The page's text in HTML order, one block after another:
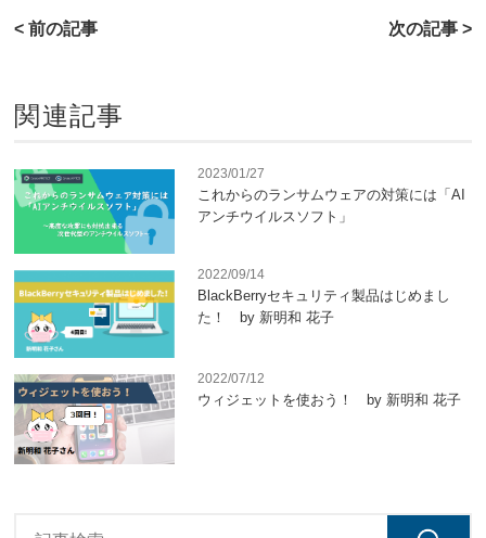
< 前の記事 次の記事 >
関連記事
2023/01/27
これからのランサムウェアの対策には「AI
アンチウイルスソフト」
2022/09/14
BlackBerryセキュリティ製品はじめまし
た！ by 新明和 花子
2022/07/12
ウィジェットを使おう！ by 新明和 花子